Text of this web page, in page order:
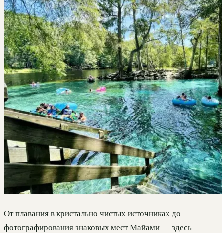
От плавания в кристально чистых источниках до
фотографирования знаковых мест Майами — здесь